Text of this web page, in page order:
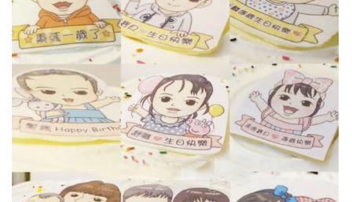
記住我
忘記密碼 註冊
加入甜點廚師接單平台